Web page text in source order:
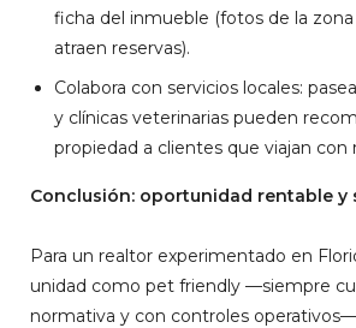
ficha del inmueble (fotos de la
atraen reservas).
Colabora con servicios locales:
y clínicas veterinarias pueden
propiedad a clientes que viajan con
Conclusión: oportunidad rentable y
Para un realtor experimentado en
unidad como pet friendly —siempre
normativa y con controles